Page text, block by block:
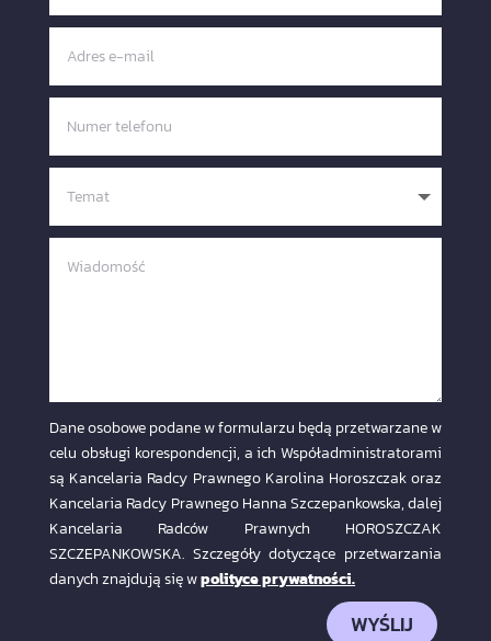
Dane osobowe podane w formularzu będą przetwarzane w
celu obsługi korespondencji, a ich Współadministratorami
są Kancelaria Radcy Prawnego Karolina Horoszczak oraz
Kancelaria Radcy Prawnego Hanna Szczepankowska, dalej
Kancelaria Radców Prawnych HOROSZCZAK
SZCZEPANKOWSKA. Szczegóły dotyczące przetwarzania
danych znajdują się wpolityce prywatności.
WYŚLIJ